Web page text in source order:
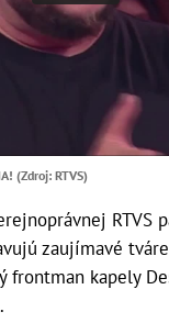
(Zdroj: RTVS)
zaujímavé
kapely